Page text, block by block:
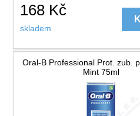
168 Kč
skladem
Oral-B Professional Prot. zub.
Mint 75ml